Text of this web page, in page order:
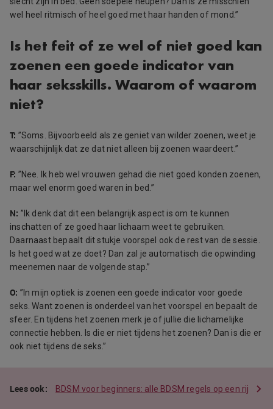
wel heel ritmisch of heel goed met haar handen of mond.”
Is het feit of ze wel of niet goed kan
zoenen een goede indicator van
haar seksskills. Waarom of waarom
niet?
T: ”Soms. Bijvoorbeeld als ze geniet van wilder zoenen, weet je
waarschijnlijk dat ze dat niet alleen bij zoenen waardeert.”
F: ”Nee. Ik heb wel vrouwen gehad die niet goed konden zoenen,
maar wel enorm goed waren in bed.”
N: ” Ik denk dat dit een belangrijk aspect is om te kunnen
inschatten of ze goed haar lichaam weet te gebruiken.
Daarnaast bepaalt dit stukje voorspel ook de rest van de sessie.
Is het goed wat ze doet? Dan zal je automatisch die opwinding
meenemen naar de volgende stap.”
O: ”In mijn optiek is zoenen een goede indicator voor goede
seks. Want zoenen is onderdeel van het voorspel en bepaalt de
sfeer. En tijdens het zoenen merk je of jullie die lichamelijke
connectie hebben. Is die er niet tijdens het zoenen? Dan is die er
ook niet tijdens de seks.”
BDSM voor beginners: alle BDSM regels op een rij